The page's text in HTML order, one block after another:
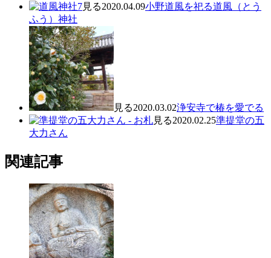
見る2020.04.09小野道風を祀る道風（とう
ふう）神社
見る2020.03.02浄安寺で椿を愛でる
見る2020.02.25準提堂の五
大力さん
関連記事